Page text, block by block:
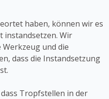
haben, können wir es
instandsetzen. Wir
und die
dass die Instandsetzung
Tropfstellen in der